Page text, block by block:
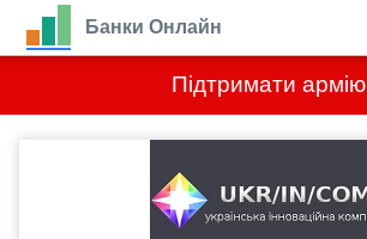
Підтримати армію
Банки Онлайн